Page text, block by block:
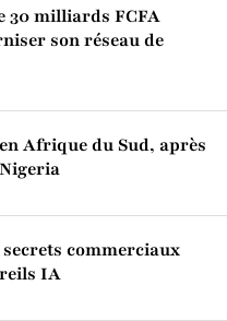
30 milliards FCFA
son réseau de
Afrique du Sud, après
commerciaux
IA